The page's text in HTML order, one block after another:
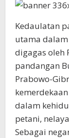
Kedaulatan
utama dalam
digagas oleh
pandangan
Prabowo-
dalam
petani,
Sebagai